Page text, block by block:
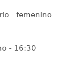
- femenino -
- 16:30